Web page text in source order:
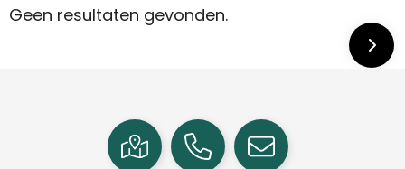
Geen resultaten gevonden.